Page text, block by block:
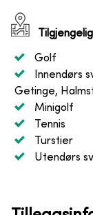
Golf
Innendørs
Getinge,
Minigolf
Tennis
Turstier
Utendørs